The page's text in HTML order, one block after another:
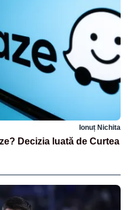
Ionuț Nichita
Decizia luată de Curtea